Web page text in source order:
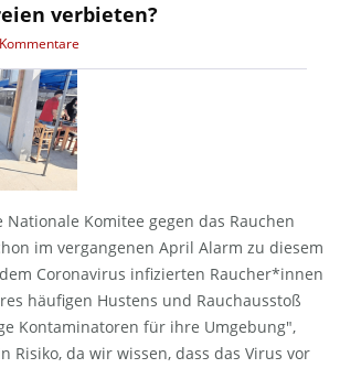
verbieten?
Nationale Komitee gegen das Rauchen
im vergangenen April Alarm zu diesem
Coronavirus infizierten Raucher*innen
häufigen Hustens und Rauchausstoß
Kontaminatoren für ihre Umgebung",
Risiko, da wir wissen, dass das Virus vor